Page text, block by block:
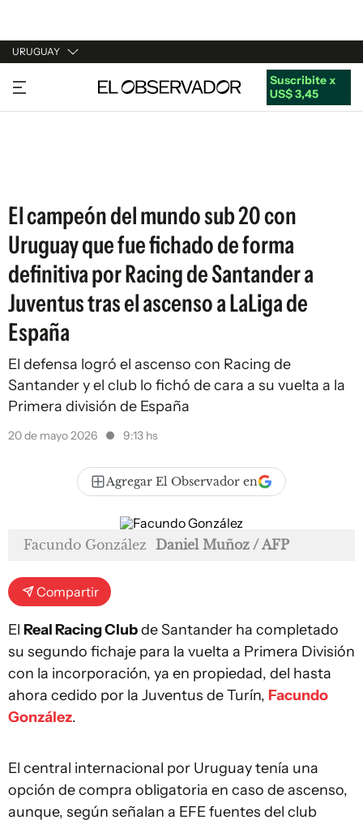
URUGUAY
URUGUAY
ARGENTINA
Suscribite x
US$ 3,45
El campeón del mundo sub 20 con
Uruguay que fue fichado de forma
definitiva por Racing de Santander a
Juventus tras el ascenso a LaLiga de
España
El defensa logró el ascenso con Racing de
Santander y el club lo fichó de cara a su vuelta a la
Primera división de España
20 de mayo 2026 9:13 hs
Agregar El Observador en
Facundo González Daniel Muñoz / AFP
Compartir
El Real Racing Clubde Santander ha completado
su segundo fichaje para la vuelta a Primera División
con la incorporación, ya en propiedad, del hasta
ahora cedido por la Juventus de Turín, Facundo
González.
El central internacional por Uruguay tenía una
opción de compra obligatoria en caso de ascenso,
aunque, según señalan a EFE fuentes del club